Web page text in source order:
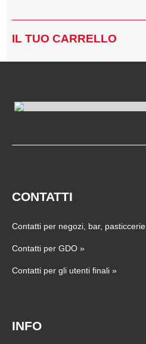
IL TUO CARRELLO
CONTATTI
Contatti per negozi, bar, pasticcerie
Contatti per GDO »
Contatti per gli utenti finali »
INFO